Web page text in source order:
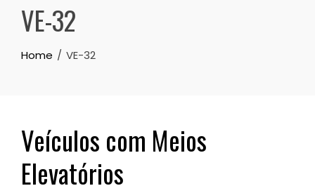
VE-32
Home VE-32
Veículos com Meios
Elevatórios